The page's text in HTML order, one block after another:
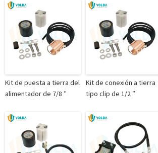
Kit de puesta a tierra del
alimentador de 7/8 ″
Kit de conexión a tierra
tipo clip de 1/2 ″